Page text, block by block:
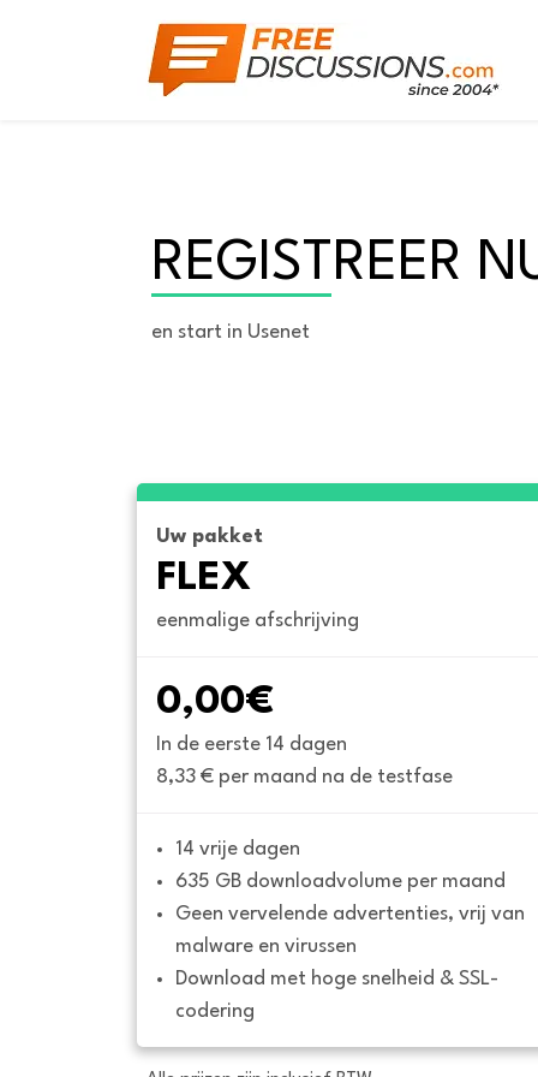
REGISTREER
en start in Usenet
Uw pakket
FLEX
eenmalige afschrijving
0,00€
In de eerste 14 dagen
8,33 € per maand na de testfase
14 vrije dagen
635 GB downloadvolume per maand
Geen vervelende advertenties, vrij van
malware en virussen
Download met hoge snelheid & SSL-
codering